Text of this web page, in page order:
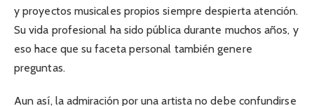
y proyectos musicales propios siempre despierta atención.
Su vida profesional ha sido pública durante muchos años, y
eso hace que su faceta personal también genere
preguntas.
Aun así, la admiración por una artista no debe confundirse